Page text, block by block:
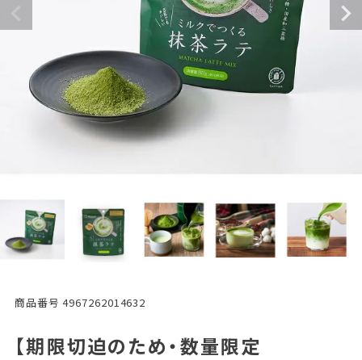
商品番号 4967262014632
【期限切迫のため・数量限定